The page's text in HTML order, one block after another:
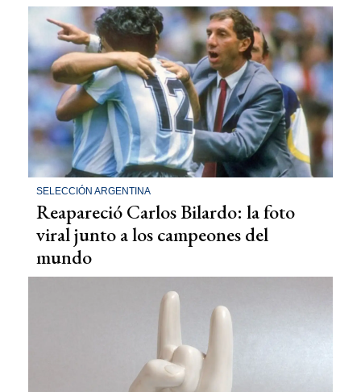
SELECCIÓN ARGENTINA
Reapareció Carlos Bilardo: la foto
viral junto a los campeones del
mundo